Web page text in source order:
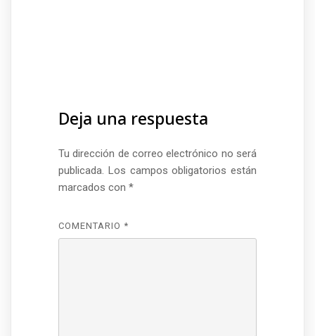
Deja una respuesta
Tu dirección de correo electrónico no será
publicada. Los campos obligatorios están
marcados con *
COMENTARIO *